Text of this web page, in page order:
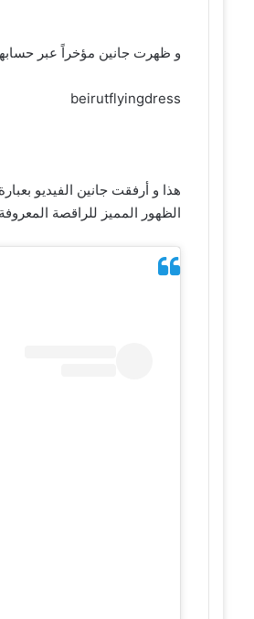
و ظهرت جانين مؤخراً عبر
beirutflyingdress
الظهور المميز للراقصة